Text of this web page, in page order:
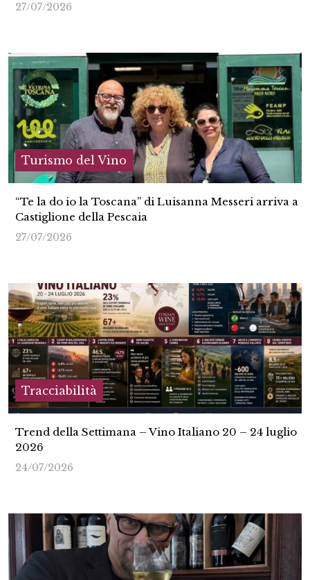
27/07/2026
Turismo del Vino
“Te la do io la Toscana” di Luisanna Messeri arriva a
Castiglione della Pescaia
27/07/2026
Tracciabilità
Trend della Settimana – Vino Italiano 20 – 24 luglio
2026
24/07/2026